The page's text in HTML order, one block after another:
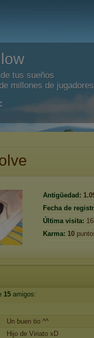
tus sueños
millones de
Antigüedad:
Fecha de
Última visita:
Karma: 10
15 amigos:
Un buen tio ^^
Hijo de Viriato xD